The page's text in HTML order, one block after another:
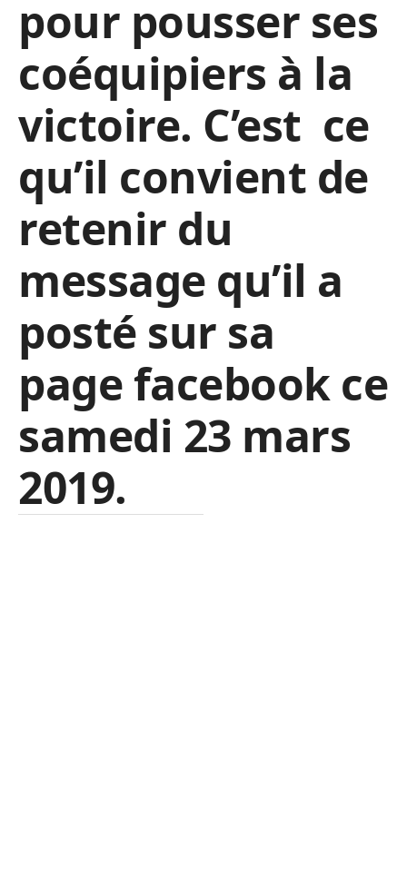
pour pousser ses
coéquipiers à la
victoire. C’est ce
qu’il convient de
retenir du
message qu’il a
posté sur sa
page facebook ce
samedi 23 mars
2019.